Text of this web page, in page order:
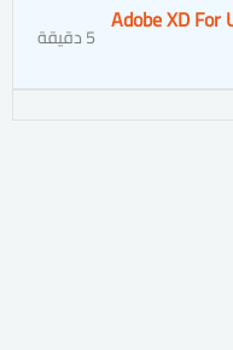
8. Adobe XD 5 دقيقة